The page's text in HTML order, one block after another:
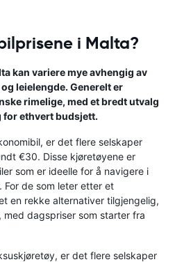
i Malta?
kan variere mye avhengig av
leielengde. Generelt er
rimelige, med et bredt utvalg
ethvert budsjett.
er det flere selskaper
€30. Disse kjøretøyene er
som er ideelle for å navigere i
de som leter etter et
en rekke alternativer tilgjengelig,
med dagspriser som starter fra
er det flere selskaper